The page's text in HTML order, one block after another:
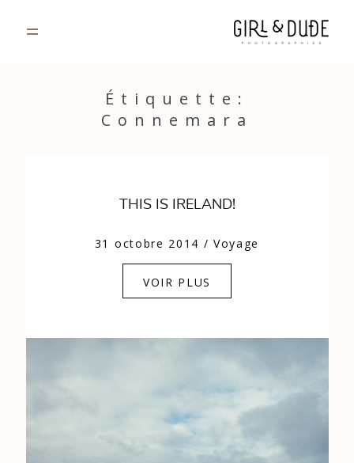
Étiquette:
Connemara
THIS IS IRELAND!
31 octobre 2014 /Voyage
VOIR PLUS
JOURNAL
CONTACT
GALERIES PRIVÉES
Strasbourg, France